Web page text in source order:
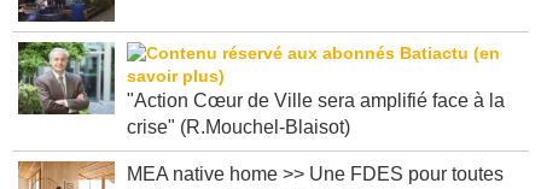
"Action Cœur de Ville sera amplifié face à la
crise" (R.Mouchel-Blaisot)
MEA native home >> Une FDES pour toutes